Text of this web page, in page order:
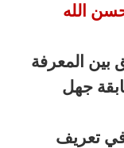
أحسن الله
بين المعرفة
جهل
تعريف